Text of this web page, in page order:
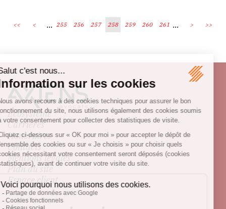
<< < ... 255 256 257 258 259 260 261 ... > >>
Écosystème
Carrières
Honoraires
Contacts
Mentions légales
Plan du site
Espace client